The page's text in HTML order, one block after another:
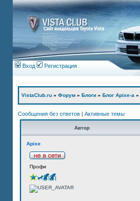
Вход Регистрация
VistaClub.ru » Форум » Блоги » Блог Apixe-а »
Сообщения без ответов | Активные темы
Автор
Apixe
Профи